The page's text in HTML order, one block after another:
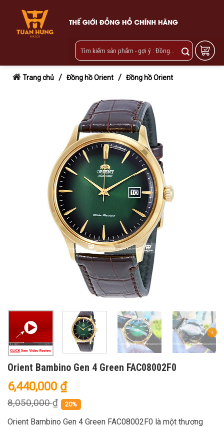
content
Trang chủ / Đồng hồ Orient / Đồng hồ Orient
Orient Bambino Gen 4 Green FAC08002F0
6,440,000 ₫
8,050,000₫ 20%
Orient Bambino Gen 4 Green FAC08002F0 là một thương